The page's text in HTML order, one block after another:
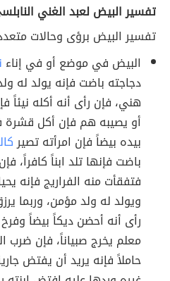
تفسير البيض لعبد الغني
تفسير البيض برؤى وحالات
البيض في موضع أو في إناء
دجاجته باضت فإنه يولد له
هني، فإن رأى أنه أكله نيئاً
أو يصيبه هم فإن أكل قشرة
بيده بيضاً فإن امرأته تصير
باضت فإنها تلد ابناً كافراً،
فتفقأت منه الفراريج فإنه
ويولد له ولد مؤمن، وربما
رأى أنه أحضن ديكاً بيضاً
معلم يخرج صبياناً، فإن ضرب
حاملاً فإنه يريد أن يفتض